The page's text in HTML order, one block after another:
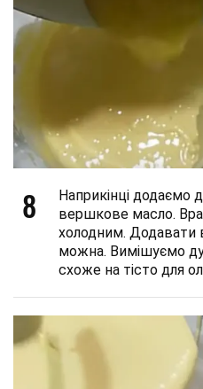
8
Наприкінці додаємо
вершкове масло.
холодним. Додавати
можна. Вимішуємо
схоже на тісто для